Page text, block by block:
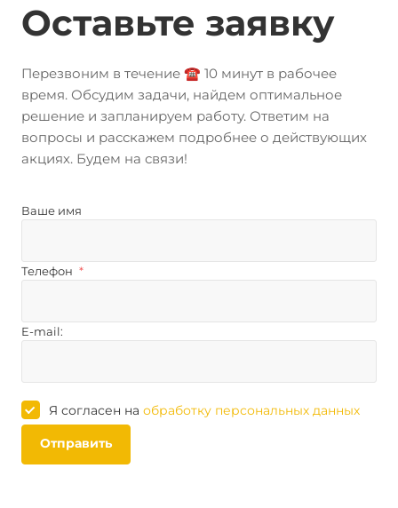
Оставьте заявку
Перезвоним в течение ☎️ 10 минут в рабочее
время. Обсудим задачи, найдем оптимальное
решение и запланируем работу. Ответим на
вопросы и расскажем подробнее о действующих
акциях. Будем на связи!
Ваше имя
Телефон *
E-mail:
Я согласен на обработку персональных данных
Отправить